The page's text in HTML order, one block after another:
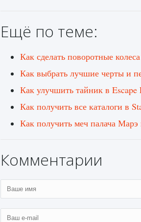
Ещё по теме:
Как сделать поворотные
Как выбрать лучшие черты и
Как улучшить тайник в Escape
Как получить все каталоги в
Как получить меч палача
Комментарии